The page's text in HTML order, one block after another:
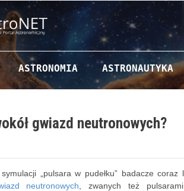
ASTRONOMIA ASTRONAUTYKA
gwiazd neutronowych?
„pulsara w pudełku” badacze
neutronowych , zwanych też